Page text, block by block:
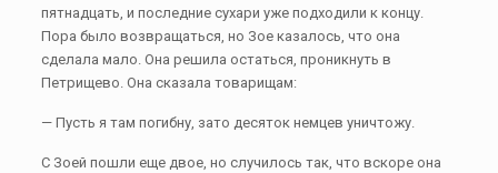
пятнадцать, и последние сухари уже подходили к концу.
Пора было возвращаться, но Зое казалось, что она
сделала мало. Она решила остаться, проникнуть в
Петрищево. Она сказала товарищам:
— Пусть я там погибну, зато десяток немцев уничтожу.
С Зоей пошли еще двое, но случилось так, что вскоре она